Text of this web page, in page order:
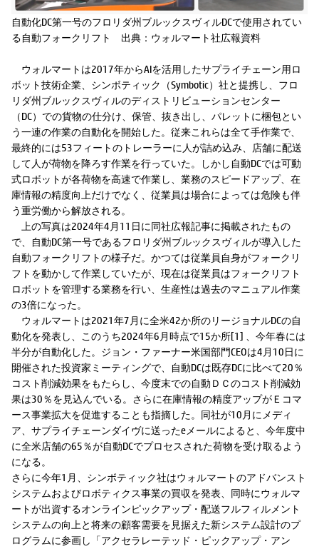
自動化DC第一号のフロリダ州ブルックスヴィルDCで使用されてい
る自動フォークリフト 出典：ウォルマート社広報資料
ウォルマートは2017年からAIを活用したサプライチェーン用ロ
ボット技術企業、シンボティック（Symbotic）社と提携し、フロ
リダ州ブルックスヴィルのディストリビューションセンター
（DC）での貨物の仕分け、保管、抜き出し、パレットに梱包とい
う一連の作業の自動化を開始した。従来これらは全て手作業で、
最終的には53フィートのトレーラーに人が詰め込み、店舗に配送
して人が荷物を降ろす作業を行っていた。しかし自動DCでは可動
式ロボットが各荷物を高速で作業し、業務のスピードアップ、在
庫情報の精度向上だけでなく、従業員は場合によっては危険も伴
う重労働から解放される。
上の写真は2024年4月11日に同社広報記事に掲載されたもの
で、自動DC第一号であるフロリダ州ブルックスヴィルが導入した
自動フォークリフトの様子だ。かつては従業員自身がフォークリ
フトを動かして作業していたが、現在は従業員はフォークリフト
ロボットを管理する業務を行い、生産性は過去のマニュアル作業
の3倍になった。
ウォルマートは2021年7月に全米42か所のリージョナルDCの自
動化を発表し、このうち2024年6月時点で15か所[1] 、今年春には
半分が自動化した。ジョン・ファーナー米国部門CEOは4月10日に
開催された投資家ミーティングで、自動DCは既存DCに比べて20％
コスト削減効果をもたらし、今度末での自動ＤＣのコスト削減効
果は30％を見込んでいる。さらに在庫情報の精度アップがＥコマ
ース事業拡大を促進することも指摘した。同社が10月にメディ
ア、サプライチェーンダイヴに送ったeメールによると、今年度中
に全米店舗の65％が自動DCでプロセスされた荷物を受け取るよう
になる。
さらに今年1月、シンボティック社はウォルマートのアドバンスト
システムおよびロボティクス事業の買収を発表、同時にウォルマ
ートが出資するオンラインピックアップ・配送フルフィルメント
システムの向上と将来の顧客需要を見据えた新システム設計のプ
ログラムに参画し「アクセラレーテッド・ピックアップ・アン